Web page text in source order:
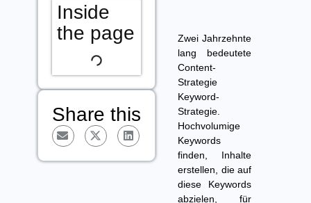
Inside
the page
Share this
Zwei Jahrzehnte
lang bedeutete
Content-
Strategie
Keyword-
Strategie.
Hochvolumige
Keywords
finden, Inhalte
erstellen, die auf
diese Keywords
abzielen, für